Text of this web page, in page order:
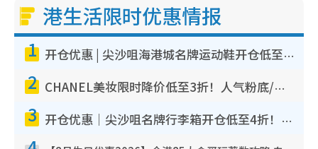
港生活限时优惠情报
1 开仓优惠 | 尖沙咀海港城名牌运动鞋开仓低至1折！On鞋$899起/Joy&Peace鞋履$98起
2 CHANEL美妆限时降价低至3折！人气粉底/唇膏/精华液低至$275！COCO香水都有平
3 开仓优惠｜尖沙咀名牌行李箱开仓低至4折！一连5日 American Tourister/ace./Hallmark $200起